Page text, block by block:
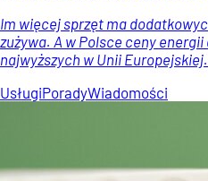
Im więcej sprzęt ma
zużywa. A w Polsce ceny
najwyższych w Unii
UsługiPoradyWiadomości